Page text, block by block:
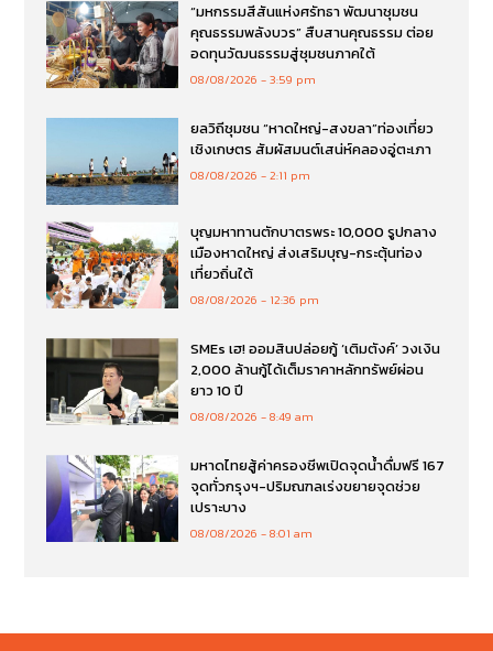
“มหกรรมสีสันแห่งศรัทธา พัฒนาชุมชน
คุณธรรมพลังบวร” สืบสานคุณธรรม ต่อย
อดทุนวัฒนธรรมสู่ชุมชนภาคใต้
08/08/2026 3:59 pm
ยลวิถีชุมชน “หาดใหญ่-สงขลา”ท่องเที่ยว
เชิงเกษตร สัมผัสมนต์เสน่ห์คลองอู่ตะเภา
08/08/2026 2:11 pm
บุญมหาทานตักบาตรพระ 10,000 รูปกลาง
เมืองหาดใหญ่ ส่งเสริมบุญ-กระตุ้นท่อง
เที่ยวถิ่นใต้
08/08/2026 12:36 pm
SMEs เฮ! ออมสินปล่อยกู้ ‘เติมตังค์’ วงเงิน
2,000 ล้านกู้ได้เต็มราคาหลักทรัพย์ผ่อน
ยาว 10 ปี
08/08/2026 8:49 am
มหาดไทยสู้ค่าครองชีพเปิดจุดน้ำดื่มฟรี 167
จุดทั่วกรุงฯ-ปริมณฑลเร่งขยายจุดช่วย
เปราะบาง
08/08/2026 8:01 am